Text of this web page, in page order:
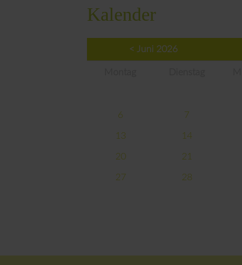
Kalender
< Juni 2026
6 7
13 14
20 21
27 28